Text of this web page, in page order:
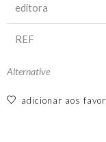
editora
REF
Alternative
adicionar aos